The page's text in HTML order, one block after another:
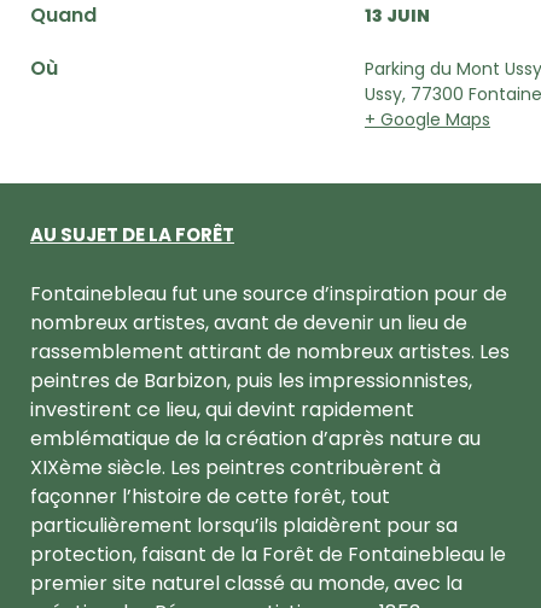
Quand 13 JUIN
Où
Parking du Mont
Ussy, 77300
+ Google Maps
AU SUJET DE LA FORÊT
Fontainebleau fut une source d’inspiration pour de
nombreux artistes, avant de devenir un lieu de
rassemblement attirant de nombreux artistes. Les
peintres de Barbizon, puis les impressionnistes,
investirent ce lieu, qui devint rapidement
emblématique de la création d’après nature au
XIXème siècle. Les peintres contribuèrent à
façonner l’histoire de cette forêt, tout
particulièrement lorsqu’ils plaidèrent pour sa
protection, faisant de la Forêt de Fontainebleau le
premier site naturel classé au monde, avec la